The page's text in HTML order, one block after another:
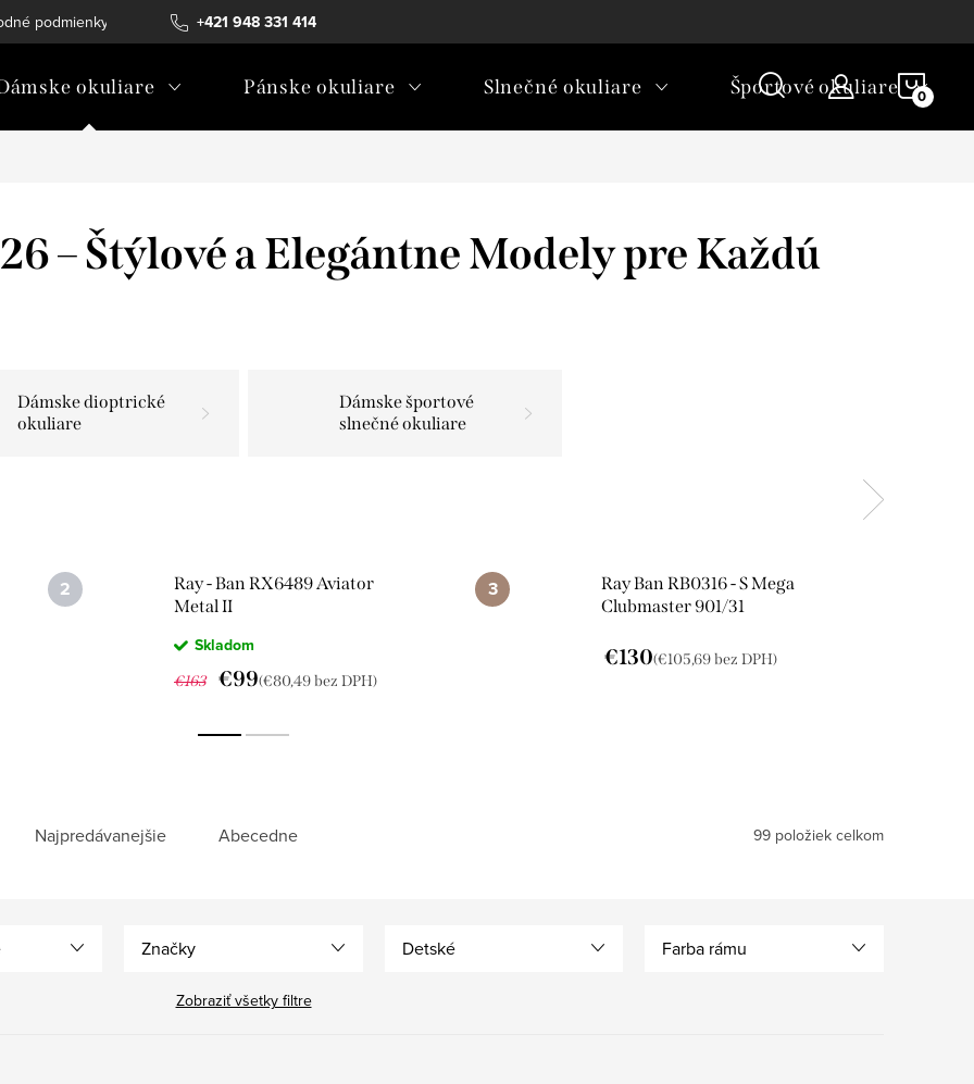
+421 948 331 414
podmienky Ochrana osobných údajov
okuliare Pánske okuliare Slnečné okuliare Športové okuliare
– Štýlové a Elegántne Modely pre Každú
Dámske dioptrické
okuliare
Dámske športové
slnečné okuliare
Ray - Ban RX6489 Aviator
Metal II
Skladom
€163 €99(€80,49 bez DPH)
Ray Ban RB0316 - S Mega
Clubmaster 901/31
€130(€105,69 bez DPH)
Najpredávanejšie Abecedne 99 položiek celkom
Značky Detské Farba rámu
Zobraziť všetky filtre